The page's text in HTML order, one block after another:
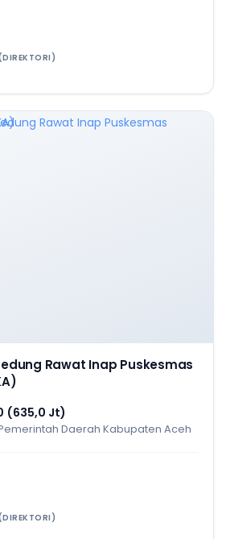
Rawat Inap Puskesmas
(635,0 Jt)
Pemerintah Daerah Kabupaten Aceh